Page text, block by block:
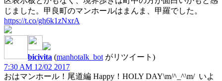
じました。甲良町のマンホールはまんま、甲羅でした。
https://t.co/gh6k1zNxrA
bicivita (manhotalk_bot がリツイート)
7:30 AM 12/02 2017
おはマンホール！尾道編 Happy！HOLY DAY\m/^_^\m/ いよ